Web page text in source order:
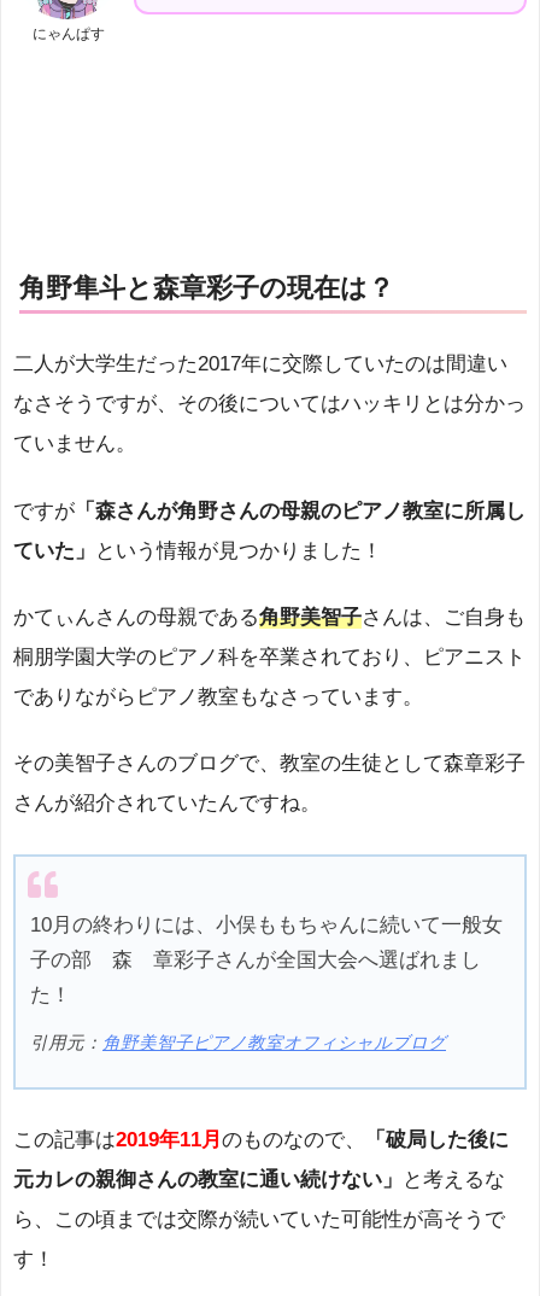
にゃんぱす
角野隼斗と森章彩子の現在は？
二人が大学生だった2017年に交際していたのは間違い
なさそうですが、その後についてはハッキリとは分かっ
ていません。
ですが 「森さんが角野さんの母親のピアノ教室に所属し
ていた」
という情報が見つかりました！
かてぃんさんの母親である角野美智子さんは、ご自身も
桐朋学園大学のピアノ科を卒業されており、ピアニスト
でありながらピアノ教室もなさっています。
その美智子さんのブログで、教室の生徒として森章彩子
さんが紹介されていたんですね。
10月の終わりには、小俣ももちゃんに続いて一般女
子の部 森 章彩子さんが全国大会へ選ばれまし
た！
引用元： 角野美智子ピアノ教室オフィシャルブログ
この記事は2019年11月 のものなので、
「破局した後に
元カレの親御さんの教室に通い続けない」
と考えるな
ら、この頃までは交際が続いていた可能性が高そうで
す！